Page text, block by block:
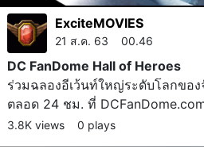
ExciteMOVIES
21 ส.ค. 63 00.46
DC FanDome Hall of Heroes
ร่วมฉลองอีเว้นท์ใหญ่ระดับโลกขอ
ตลอด 24 ชม. ที่
3.8K views 0 plays